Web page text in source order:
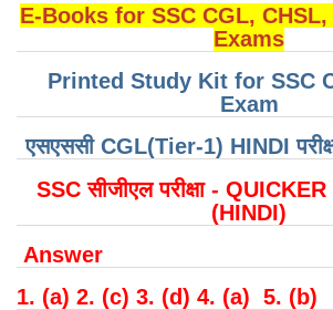
SSC Exam Vacancies
Scientific Assistant Exam
ACIO (IB) Exam
MTS
MTS Exam Papers
MTS Exam Syllabus
MTS Study Notes
E-Books for SSC CGL,
Exams
Printed Study Kit for SSC
Exam
एसएससी CGL(Tier-1) HINDI
SSC सीजीएल परीक्षा -
(HINDI)
Answer
1. (a) 2. (c) 3. (d) 4. (a) 5. (b)